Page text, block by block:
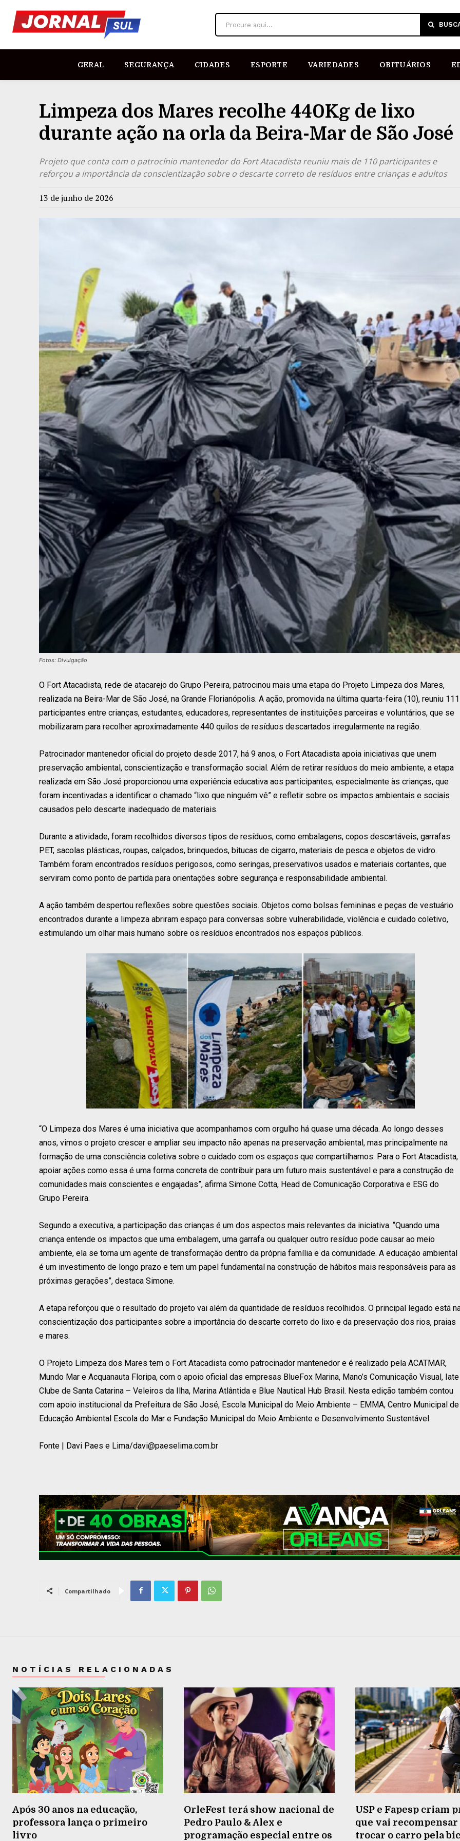
Procure aqui...
GERAL SEGURANÇA CIDADES ESPORTE VARIEDADES OBITUÁRIOS
Limpeza dos Mares recolhe 440Kg de lixo
durante ação na orla da Beira-Mar de São José
Projeto que conta com o patrocínio mantenedor do Fort Atacadista reuniu mais de 110 participantes e
reforçou a importância da conscientização sobre o descarte correto de resíduos entre crianças e adultos
13 de junho de 2026
Fotos: Divulgação
O Fort Atacadista, rede de atacarejo do Grupo Pereira, patrocinou mais uma etapa do Projeto Limpeza dos Mares,
realizada na Beira-Mar de São José, na Grande Florianópolis. A ação, promovida na última quarta-feira (10), reuniu 111
participantes entre crianças, estudantes, educadores, representantes de instituições parceiras e voluntários, que se
mobilizaram para recolher aproximadamente 440 quilos de resíduos descartados irregularmente na região.
Patrocinador mantenedor oficial do projeto desde 2017, há 9 anos, o Fort Atacadista apoia iniciativas que unem
preservação ambiental, conscientização e transformação social. Além de retirar resíduos do meio ambiente, a etapa
realizada em São José proporcionou uma experiência educativa aos participantes, especialmente às crianças, que
foram incentivadas a identificar o chamado “lixo que ninguém vê” e refletir sobre os impactos ambientais e sociais
causados pelo descarte inadequado de materiais.
Durante a atividade, foram recolhidos diversos tipos de resíduos, como embalagens, copos descartáveis, garrafas
PET, sacolas plásticas, roupas, calçados, brinquedos, bitucas de cigarro, materiais de pesca e objetos de vidro.
Também foram encontrados resíduos perigosos, como seringas, preservativos usados e materiais cortantes, que
serviram como ponto de partida para orientações sobre segurança e responsabilidade ambiental.
A ação também despertou reflexões sobre questões sociais. Objetos como bolsas femininas e peças de vestuário
encontrados durante a limpeza abriram espaço para conversas sobre vulnerabilidade, violência e cuidado coletivo,
estimulando um olhar mais humano sobre os resíduos encontrados nos espaços públicos.
“O Limpeza dos Mares é uma iniciativa que acompanhamos com orgulho há quase uma década. Ao longo desses
anos, vimos o projeto crescer e ampliar seu impacto não apenas na preservação ambiental, mas principalmente na
formação de uma consciência coletiva sobre o cuidado com os espaços que compartilhamos. Para o Fort Atacadista,
apoiar ações como essa é uma forma concreta de contribuir para um futuro mais sustentável e para a construção de
comunidades mais conscientes e engajadas”, afirma Simone Cotta, Head de Comunicação Corporativa e ESG do
Grupo Pereira.
Segundo a executiva, a participação das crianças é um dos aspectos mais relevantes da iniciativa. “Quando uma
criança entende os impactos que uma embalagem, uma garrafa ou qualquer outro resíduo pode causar ao meio
ambiente, ela se torna um agente de transformação dentro da própria família e da comunidade. A educação ambiental
é um investimento de longo prazo e tem um papel fundamental na construção de hábitos mais responsáveis para as
próximas gerações”, destaca Simone.
A etapa reforçou que o resultado do projeto vai além da quantidade de resíduos recolhidos. O principal legado está
conscientização dos participantes sobre a importância do descarte correto do lixo e da preservação dos rios, praias
e mares.
O Projeto Limpeza dos Mares tem o Fort Atacadista como patrocinador mantenedor e é realizado pela ACATMAR,
Mundo Mar e Acquanauta Floripa, com o apoio oficial das empresas BlueFox Marina, Mano’s Comunicação Visual, Iate
Clube de Santa Catarina – Veleiros da Ilha, Marina Atlântida e Blue Nautical Hub Brasil. Nesta edição também contou
com apoio institucional da Prefeitura de São José, Escola Municipal do Meio Ambiente – EMMA, Centro Municipal de
Educação Ambiental Escola do Mar e Fundação Municipal do Meio Ambiente e Desenvolvimento Sustentável
Fonte | Davi Paes e Lima/davi@paeselima.com.br
Compartilhado
NOTÍCIAS RELACIONADAS
Após 30 anos na educação,
professora lança o primeiro
livro
OrleFest terá show nacional de
Pedro Paulo & Alex e
programação especial entre os
USP e Fapesp criam
que vai recompensar
trocar o carro pela